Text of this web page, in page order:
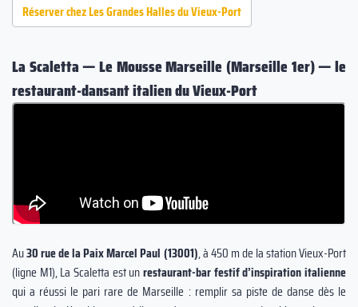
Réserver chez Les Grandes Halles du Vieux-Port
La Scaletta — Le Mousse Marseille (Marseille 1er) — le
restaurant-dansant italien du Vieux-Port
Au30 rue de la Paix Marcel Paul (13001), à 450 m de la station Vieux-Port
(ligne M1), La Scaletta est unrestaurant-bar festif d’inspiration italienne
qui a réussi le pari rare de Marseille : remplir sa piste de danse dès le